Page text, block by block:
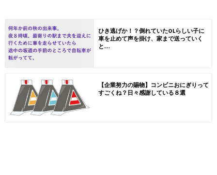
ひき逃げか！？倒れていたOLらしい子に
車を止めて声を掛け、家まで送っていく
と…
【企業努力の賜物】コンビニおにぎりって
すごくね？日々感謝している８選